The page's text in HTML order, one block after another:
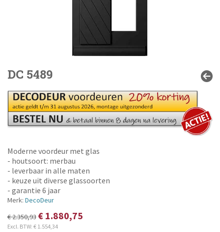
DC 5489
Moderne voordeur met glas
- houtsoort: merbau
- leverbaar in alle maten
- keuze uit diverse glassoorten
- garantie 6 jaar
Merk: DecoDeur
€ 2.350,93 € 1.880,75
Excl. BTW: € 1.554,34